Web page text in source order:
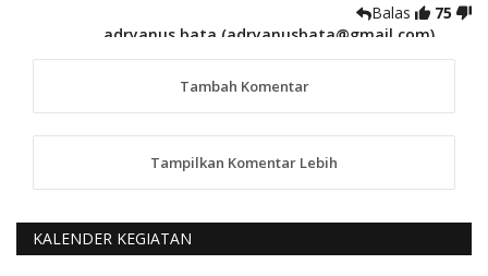
Balas
75
adryanus bata (adryanusbata@gmail.com)
TKS atas saran dan masukannya, akan kami
tindaklanjuti
anggy (anakkaos@gmail.com)
Kami perantu bisa baca langsung terkait Pilkada Sumba
5 tahun Yang lalu
Tambah Komentar
Tampilkan Komentar Lebih
KALENDER KEGIATAN